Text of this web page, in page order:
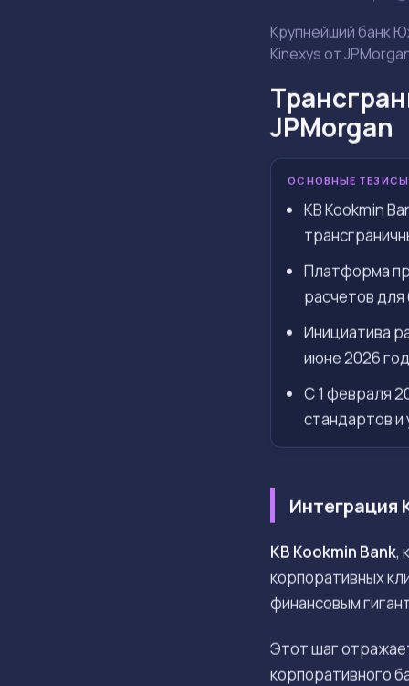
Крупнейший банк
Kinexys от
JPMorgan
ОСНОВНЫЕ ТЕЗИСЫ
KB Kookmin
Платформа
расчетов для
Инициатива
июне 2026
С 1 февраля
стандартов
Интеграция
KB Kookmin Bank,
корпоративных
финансовым
Этот шаг
корпоративного